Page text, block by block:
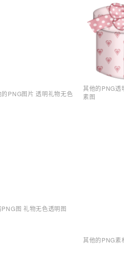
的PNG图片 透明礼物无色
图 礼物无色透明图
其他的PNG透
素图
其他的PNG素